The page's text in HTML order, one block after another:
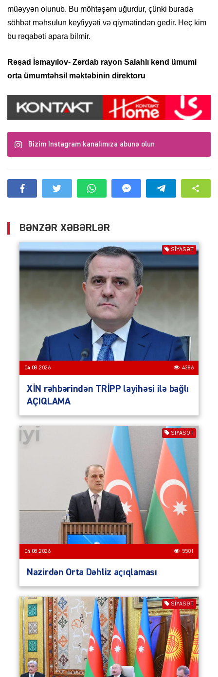
müəyyən olunub. Bu möhtəşəm uğurdur, çünki burada
söhbət məhsulun keyfiyyəti və qiymətindən gedir. Heç kim
bu rəqabəti apara bilmir.
Rəşad İsmayılov- Zərdab rayon Salahlı kənd ümumi
orta ümumtəhsil məktəbinin direktoru
Bizim Instagram kanalımıza abunə olun
BƏNZƏR XƏBƏRLƏR
SIYASƏT
04.08.2026 4386
XİN rəhbərindən TRİPP layihəsi ilə bağlı
AÇIQLAMA
SIYASƏT
04.08.2026 5501
Nazirdən Orta Dəhliz açıqlaması
SIYASƏT